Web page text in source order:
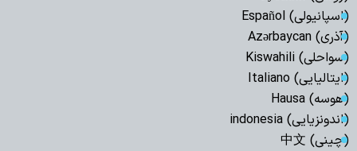
(اسپانیولی) Español
(آذری) Azərbaycan
(سواحلی) Kiswahili
(ایتالیایی) Italiano
(هوسه) Hausa
(اندونزیایی) indonesia
(چینی) 中文